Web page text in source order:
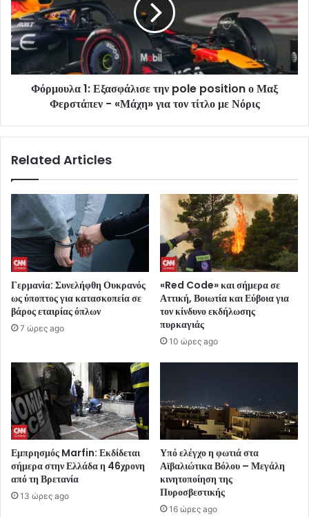
Φόρμουλα 1: Εξασφάλισε την pole position ο Μαξ
Φερστάπεν - «Μάχη» για τον τίτλο με Νόρις
Related Articles
Γερμανία: Συνελήφθη Ουκρανός
ως ύποπτος για κατασκοπεία σε
βάρος εταιρίας όπλων
7 ώρες ago
«Red Code» και σήμερα σε
Αττική, Βοιωτία και Εύβοια για
τον κίνδυνο εκδήλωσης
πυρκαγιάς
10 ώρες ago
Εμπρησμός Marfin: Εκδίδεται
σήμερα στην Ελλάδα η 46χρονη
από τη Βρετανία
13 ώρες ago
Υπό ελέγχο η φωτιά στα
Αϊβαλιώτικα Βόλου – Μεγάλη
κινητοποίηση της
Πυροσβεστικής
16 ώρες ago